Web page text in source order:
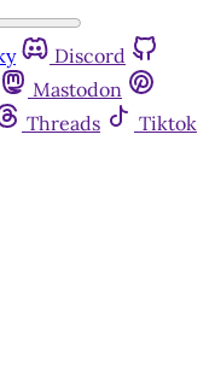
Discord
Mastodon
Threads
Tiktok